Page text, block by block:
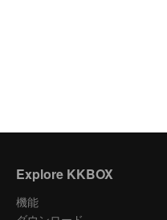
Explore KKBOX
機能